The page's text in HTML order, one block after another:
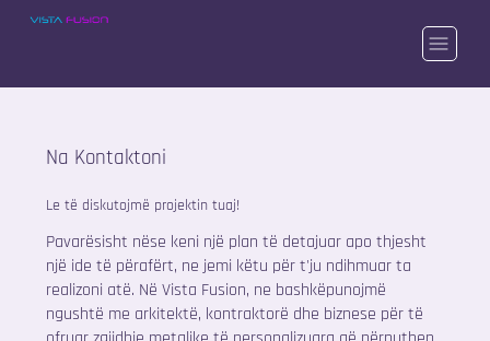
Na Kontaktoni
Le të diskutojmë projektin tuaj!
Pavarësisht nëse keni një plan të detajuar apo thjesht
një ide të përafërt, ne jemi këtu për t'ju ndihmuar ta
realizoni atë. Në Vista Fusion, ne bashkëpunojmë
ngushtë me arkitektë, kontraktorë dhe biznese për të